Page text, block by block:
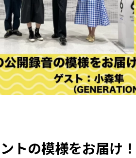
トの模様をお届け！